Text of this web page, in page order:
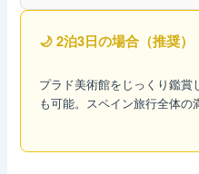
🌙 2泊3日の場合（推奨）
プラド美術館をじっくり鑑賞
も可能。スペイン旅行全体の